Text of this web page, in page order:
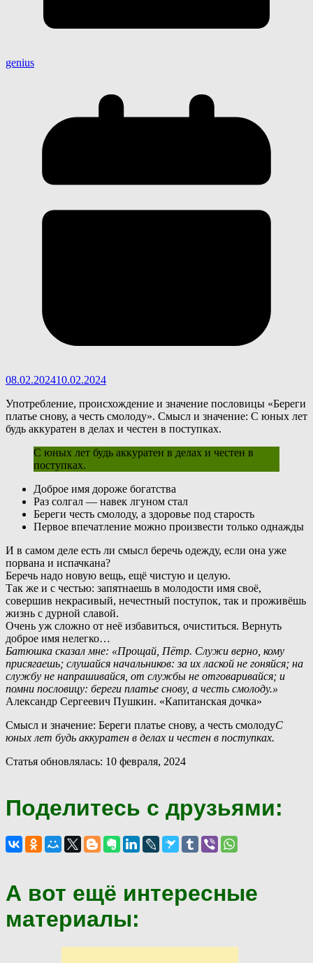
genius
08.02.202410.02.2024
Употребление, происхождение и значение пословицы «Береги
платье снову, а честь смолоду». Смысл и значение: С юных лет
будь аккуратен в делах и честен в поступках.
С юных лет будь аккуратен в делах и честен в
поступках.
Доброе имя дороже богатства
Раз солгал — навек лгуном стал
Береги честь смолоду, а здоровье под старость
Первое впечатление можно произвести только однажды
И в самом деле есть ли смысл беречь одежду, если она уже
порвана и испачкана?
Беречь надо новую вещь, ещё чистую и целую.
Так же и с честью: запятнаешь в молодости имя своё,
совершив некрасивый, нечестный поступок, так и проживёшь
жизнь с дурной славой.
Очень уж сложно от неё избавиться, очиститься. Вернуть
доброе имя нелегко…
Батюшка сказал мне: «Прощай, Пётр. Служи верно, кому
присягаешь; слушайся начальников: за их лаской не гоняйся; на
службу не напрашивайся, от службы не отговаривайся; и
помни пословицу: береги платье снову, а честь смолоду.»
Александр Сергеевич Пушкин. «Капитанская дочка»
Смысл и значение: Береги платье снову, а честь смолодуС
юных лет будь аккуратен в делах и честен в поступках.
Статья обновлялась: 10 февраля, 2024
Поделитесь с друзьями:
А вот ещё интересные
материалы: